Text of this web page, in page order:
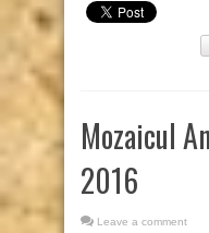
Mozaicul
2016
Leave a comment